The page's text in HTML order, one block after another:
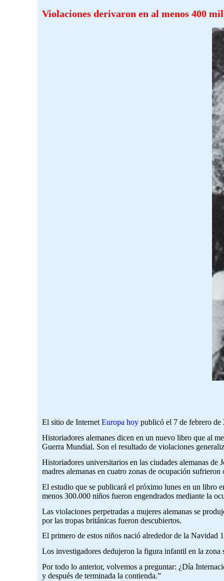
Violaciones derivaron en al menos 400
El sitio de Internet Europa hoy publicó el 7 de febrero de
Historiadores alemanes dicen en un nuevo libro que al
Guerra Mundial. Son el resultado de violaciones
Historiadores universitarios en las ciudades alemanas
madres alemanas en cuatro zonas de ocupación
El estudio que se publicará el próximo lunes en un libro
menos 300.000 niños fueron engendrados mediante la
Las violaciones perpetradas a mujeres alemanas se
por las tropas británicas fueron descubiertos.
El primero de estos niños nació alrededor de la Navidad
Los investigadores dedujeron la figura infantil en la zona
Por todo lo anterior, volvemos a preguntar: ¿Día
y después de terminada la contienda.”